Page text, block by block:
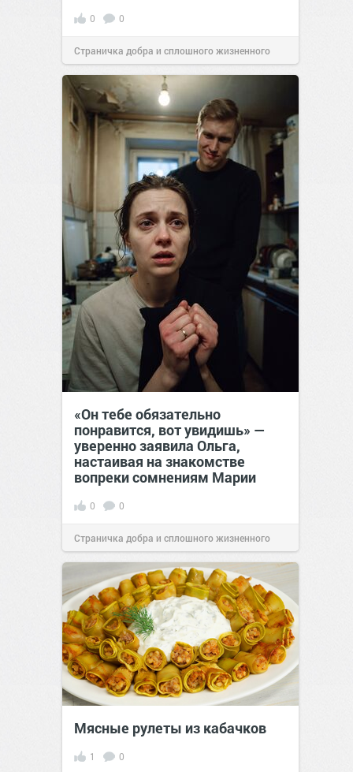
0 0
Страничка добра и сплошного жизненного
позитива!14:38Вчера
«Он тебе обязательно
понравится, вот увидишь» —
уверенно заявила Ольга,
настаивая на знакомстве
вопреки сомнениям Марии
0 0
Страничка добра и сплошного жизненного
позитива!12:38Вчера
Мясные рулеты из кабачков
1 0